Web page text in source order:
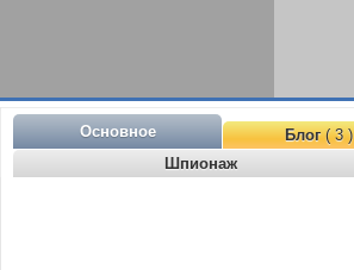
Основное Блог( 3 )
Шпионаж